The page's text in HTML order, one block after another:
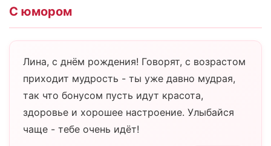
С юмором
Лина, с днём рождения! Говорят, с возрастом
приходит мудрость - ты уже давно мудрая,
так что бонусом пусть идут красота,
здоровье и хорошее настроение. Улыбайся
чаще - тебе очень идёт!